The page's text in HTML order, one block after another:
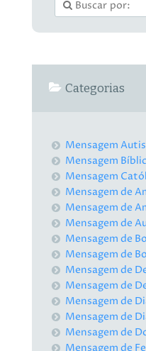
Categorias
Mensagem
Mensagem
Mensagem
Mensagem de
Mensagem de
Mensagem de
Mensagem de
Mensagem de
Mensagem de
Mensagem de
Mensagem de
Mensagem de
Mensagem de
Mensagem de